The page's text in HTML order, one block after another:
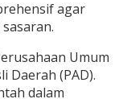
agar
Umum
Daerah (PAD).
dalam